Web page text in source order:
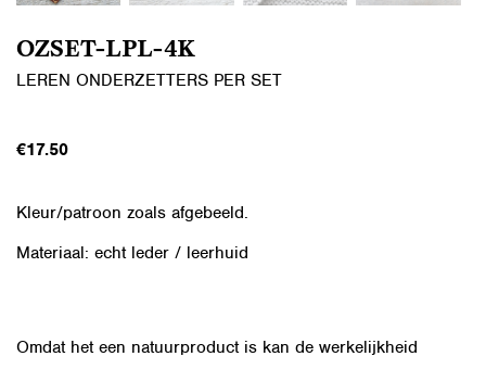
OZSET-LPL-4K
LEREN ONDERZETTERS PER SET
€17.50
Kleur/patroon zoals afgebeeld.
Materiaal: echt leder / leerhuid
Omdat het een natuurproduct is kan de werkelijkheid